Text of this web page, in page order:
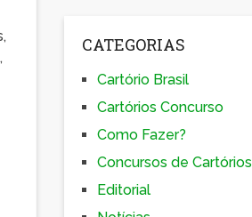
CATEGORIAS
Cartório Brasil
Cartórios Concurso
Como Fazer?
Concursos de Cartórios
Editorial